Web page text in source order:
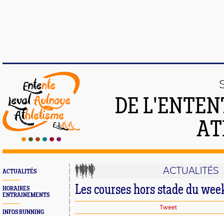
DE
ACTUALITÉS
HORAIRES
ENTRAINEMENTS
INFOS RUNNING
ACTUALITÉS
Les courses hors stade du
Tweet